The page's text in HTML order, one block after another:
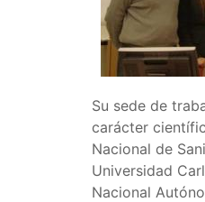
Su sede de
carácter
Nacional de
Universidad
Nacional